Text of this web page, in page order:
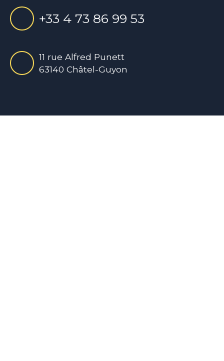
+33 4 73 86 99 53
11 rue Alfred Punett
63140 Châtel-Guyon